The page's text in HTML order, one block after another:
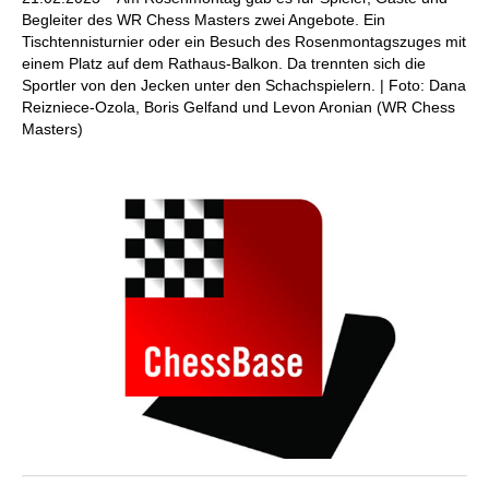
Begleiter des WR Chess Masters zwei Angebote. Ein
Tischtennisturnier oder ein Besuch des Rosenmontagszuges mit
einem Platz auf dem Rathaus-Balkon. Da trennten sich die
Sportler von den Jecken unter den Schachspielern. | Foto: Dana
Reizniece-Ozola, Boris Gelfand und Levon Aronian (WR Chess
Masters)